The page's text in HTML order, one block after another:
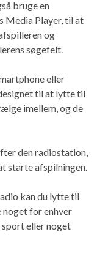
bruge en
Media Player, til at
og
søgefelt.
eller
til at lytte til
imellem, og de
den radiostation,
starte afspilningen.
kan du lytte til
noget for enhver
sport eller noget